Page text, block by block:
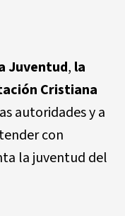
Juventud, la
Cristiana
autoridades y a
con
la juventud del